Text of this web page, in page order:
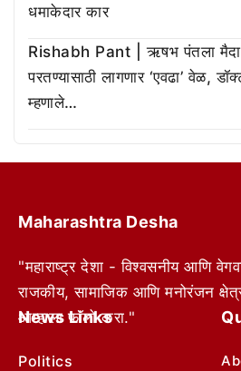
धमाकेदार कार
Rishabh Pant | ऋषभ पंतला
परतण्यासाठी लागणार ‘एवढा’ वेळ,
म्हणाले…
Maharashtra Desha
"महाराष्ट्र देशा - विश्वसनीय आणि
राजकीय, सामाजिक आणि मनोरंजन
आम्हाला फॉलो करा."
News Links
Politics